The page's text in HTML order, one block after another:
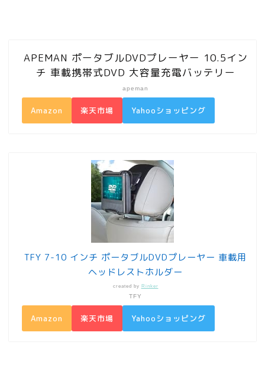
APEMAN ポータブルDVDプレーヤー 10.5イン
チ 車載携帯式DVD 大容量充電バッテリー
apeman
Amazon 楽天市場 Yahooショッピング
TFY 7-10 インチ ポータブルDVDプレーヤー 車載用
ヘッドレストホルダー
created by Rinker
TFY
Amazon 楽天市場 Yahooショッピング